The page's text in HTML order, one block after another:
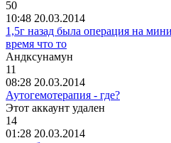
50
10:48 20.03.2014
1,5г назад была операция на
время что то
Андксунамун
11
08:28 20.03.2014
Аутогемотерапия - где?
Этот аккаунт удален
14
01:28 20.03.2014